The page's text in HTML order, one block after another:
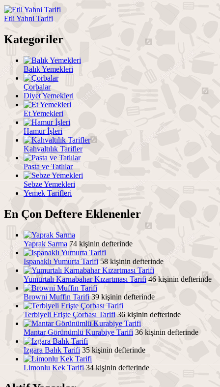
Etli Yahni Tarifi
Kategoriler
Balık Yemekleri
Çorbalar
Diyet Yemekleri
Et Yemekleri
Hamur İşleri
Kahvaltılık Tarifler
Pasta ve Tatlılar
Sebze Yemekleri
Yemek Tarifleri
En Çon Deftere Eklenenler
Yaprak Sarma 74 kişinin defterinde
Ispanaklı Yumurta Tarifi 58 kişinin defterinde
Yumurtalı Karnabahar Kızartması Tarifi 46 kişinin defterinde
Browni Muffin Tarifi 39 kişinin defterinde
Terbiyeli Erişte Çorbası Tarifi 36 kişinin defterinde
Mantar Görünümlü Kurabiye Tarifi 36 kişinin defterinde
Izgara Balık Tarifi 35 kişinin defterinde
Limonlu Kek Tarifi 34 kişinin defterinde